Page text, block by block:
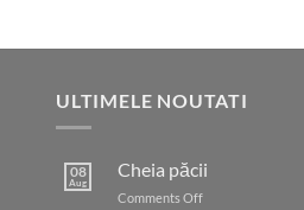
ULTIMELE NOUTATI
08
Aug
Cheia păcii
Comments Offon